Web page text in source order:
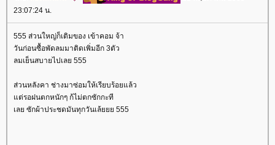
23:07:24 น.
555 ส่วนใหญ่ก็เติมของ เข้าคอม จ้า
วันก่อนซื้อพัดลมมาติดเพิ่มอีก 3ตัว
ลมเย็นสบายไปเลย 555
ส่วนหลังคา ช่างมาซ่อมให้เรียบร้อยแล้ว
ต่รอฝนตกหนักๆ ก้ไม่ตกซักกะที
เลย ซักผ้าประชดมันทุกวันเล้ยยย 555